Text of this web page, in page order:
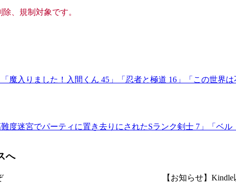
、規制対象です。
魔入りました！入間くん 45」「忍者と極道 16」「この世界
度迷宮でパーティに置き去りにされたSランク剣士 7」「ベ
へ
【お知らせ】